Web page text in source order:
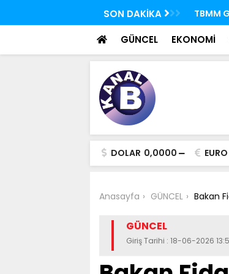
SON DAKİKA
FETÖ'nün suikast timindeki Burkay
TBMM
seçim
GÜNCEL EKONOMİ
DOLAR 0,0000 EURO
Anasayfa GÜNCEL Bakan
GÜNCEL
Giriş Tarihi : 18-06-2026